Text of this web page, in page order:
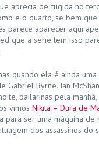
aprecia de fugida no
e o quarto, se bem
parece aparecer aqui
que a série tem isso
quando ela é ainda
Gabriel Byrne. Ian
bailarinas pela manhã,
vimos Nikita – Dura de
para ser uma máquina
dos assassinos